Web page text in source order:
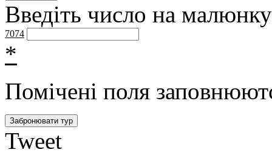
Введіть число на
7074
*
Помічені поля
Tweet